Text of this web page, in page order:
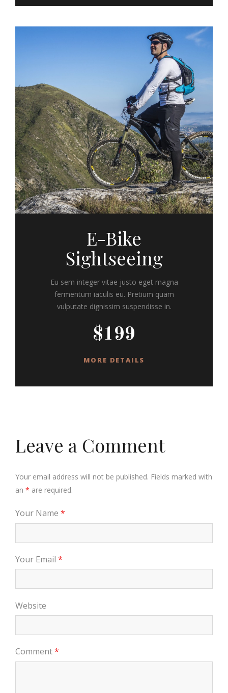
E-Bike
Sightseeing
Eu sem integer vitae justo eget magna
fermentum iaculis eu. Pretium quam
vulputate dignissim suspendisse in.
$199
MORE DETAILS
Leave a Comment
Your email address will not be published. Fields marked with
an * are required.
Your Name *
Your Email *
Website
Comment*